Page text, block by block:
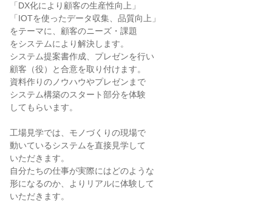
「DX化により顧客の生産性向上」
「IOTを使ったデータ収集、品質向上」
をテーマに、顧客のニーズ・課題
をシステムにより解決します。
システム提案書作成、プレゼンを行い
顧客（役）と合意を取り付けます。
資料作りのノウハウやプレゼンまで
システム構築のスタート部分を体験
してもらいます。
工場見学では、モノづくりの現場で
動いているシステムを直接見学して
いただきます。
自分たちの仕事が実際にはどのような
形になるのか、よりリアルに体験して
いただきます。